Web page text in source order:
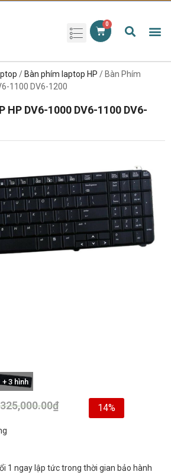
/ Bàn phím laptop HP / Bàn Phím
1100 DV6-1200
HP DV6-1000 DV6-1100 DV6-
+ 3 hình
325,000.00₫ 14%
1 ngay lập tức trong thời gian bảo hành